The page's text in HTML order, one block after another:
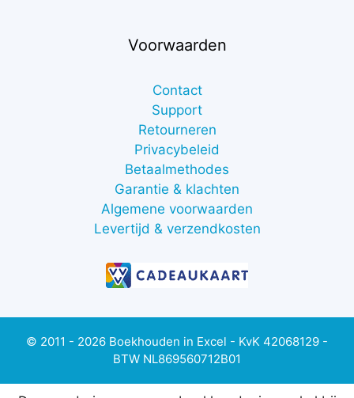
Voorwaarden
Contact
Support
Retourneren
Privacybeleid
Betaalmethodes
Garantie & klachten
Algemene voorwaarden
Levertijd & verzendkosten
© 2011 - 2026 Boekhouden in Excel - KvK 42068129 -
BTW NL869560712B01